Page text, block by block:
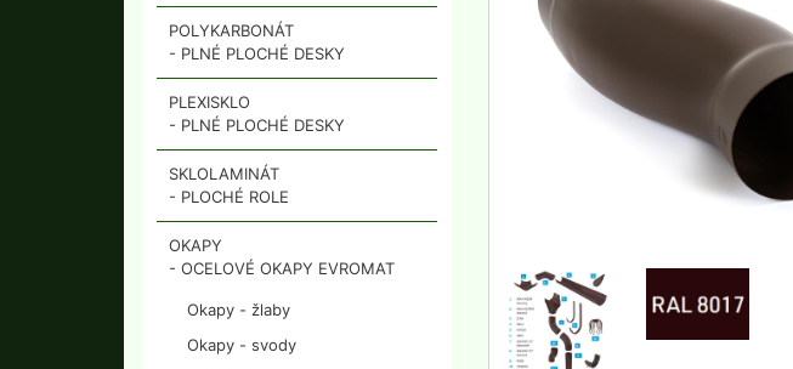
POLYKARBONÁT
- PLNÉ PLOCHÉ DESKY
PLEXISKLO
- PLNÉ PLOCHÉ DESKY
SKLOLAMINÁT
- PLOCHÉ ROLE
OKAPY
- OCELOVÉ OKAPY EVROMAT
Okapy - žlaby
Okapy - svody